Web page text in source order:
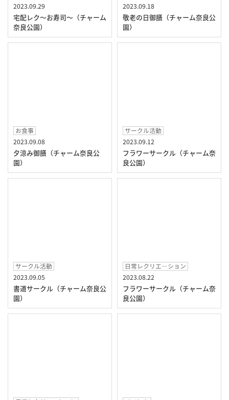
2023.09.29
宅配レク～お寿司～（チャーム
奈良公園）
2023.09.18
敬老の日御膳（チャーム奈良公
園）
お食事
2023.09.08
夕涼み御膳（チャーム奈良公
園）
サークル活動
2023.09.12
フラワーサークル（チャーム奈
良公園）
サークル活動
2023.09.05
書道サークル（チャーム奈良公
園）
日常レクリエ―ション
2023.08.22
フラワーサークル（チャーム奈
良公園）